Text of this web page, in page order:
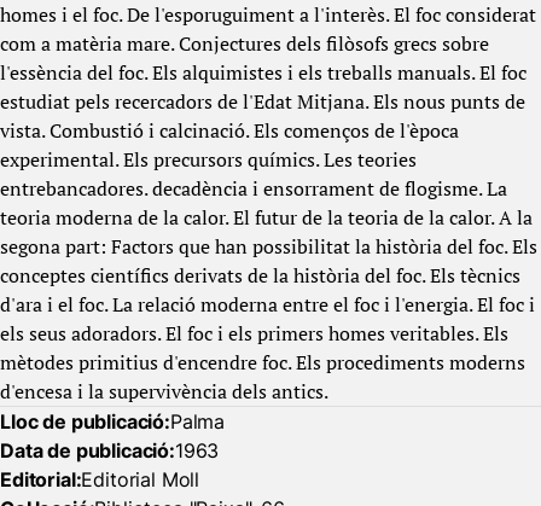
homes i el foc. De l'esporuguiment a l'interès. El foc considerat
com a matèria mare. Conjectures dels filòsofs grecs sobre
l'essència del foc. Els alquimistes i els treballs manuals. El foc
estudiat pels recercadors de l'Edat Mitjana. Els nous punts de
vista. Combustió i calcinació. Els començos de l'època
experimental. Els precursors químics. Les teories
entrebancadores. decadència i ensorrament de flogisme. La
teoria moderna de la calor. El futur de la teoria de la calor. A la
segona part: Factors que han possibilitat la història del foc. Els
conceptes científics derivats de la història del foc. Els tècnics
d'ara i el foc. La relació moderna entre el foc i l'energia. El foc i
els seus adoradors. El foc i els primers homes veritables. Els
mètodes primitius d'encendre foc. Els procediments moderns
d'encesa i la supervivència dels antics.
Lloc de publicació:Palma
Data de publicació:1963
Editorial:Editorial Moll